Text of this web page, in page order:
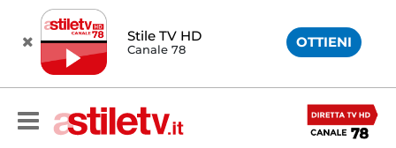
Stile TV HD
Canale 78 OTTIENI